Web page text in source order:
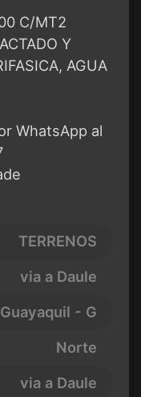
C/MT2
Y
AGUA
WhatsApp al
TERRENOS
via a Daule
Guayaquil - G
Norte
via a Daule